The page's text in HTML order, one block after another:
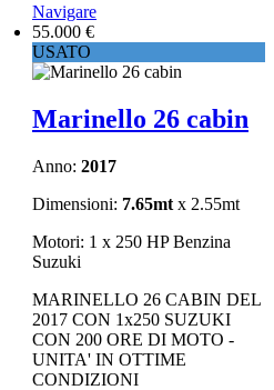
Navigare
55.000 €
USATO
Marinello 26 cabin
Anno: 2017
Dimensioni: 7.65mt x 2.55mt
Motori: 1 x 250 HP Benzina
Suzuki
MARINELLO 26 CABIN DEL
2017 CON 1x250 SUZUKI
CON 200 ORE DI MOTO -
UNITA' IN OTTIME
CONDIZIONI